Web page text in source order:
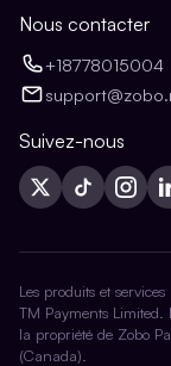
Nous contacter
+18778015004
Suivez-nous
Les produits et
TM Payments Limited.
la propriété de Zobo
(Canada).